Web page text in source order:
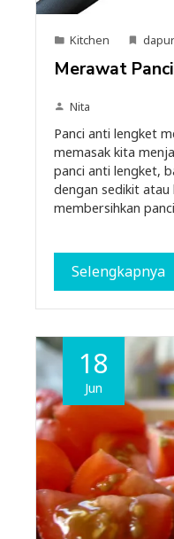
Kitchen dapur
Merawat
Nita
Panci anti lengket
memasak kita
panci anti lengket,
dengan sedikit atau
membersihkan
Selengkapnya
18
Jun